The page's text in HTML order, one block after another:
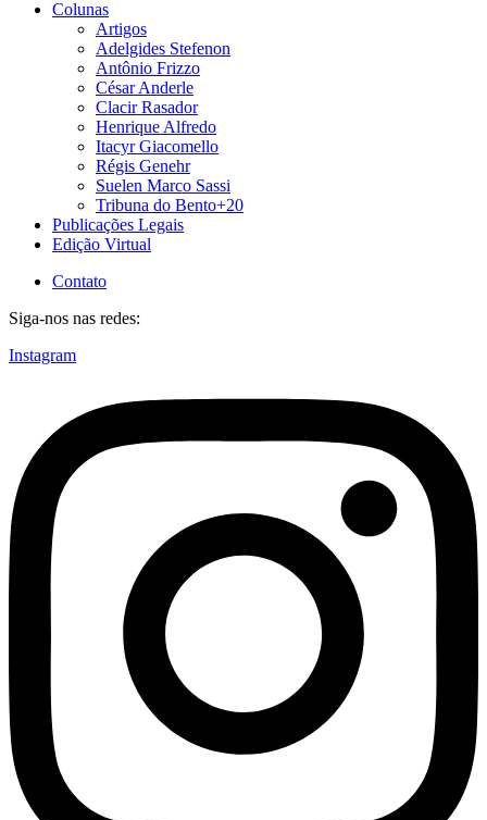
Colunas
Artigos
Adelgides Stefenon
Antônio Frizzo
César Anderle
Clacir Rasador
Henrique Alfredo
Itacyr Giacomello
Régis Genehr
Suelen Marco Sassi
Tribuna do Bento+20
Publicações Legais
Edição Virtual
Contato
Siga-nos nas redes:
Instagram